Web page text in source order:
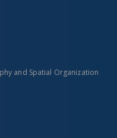
and Spatial Organization